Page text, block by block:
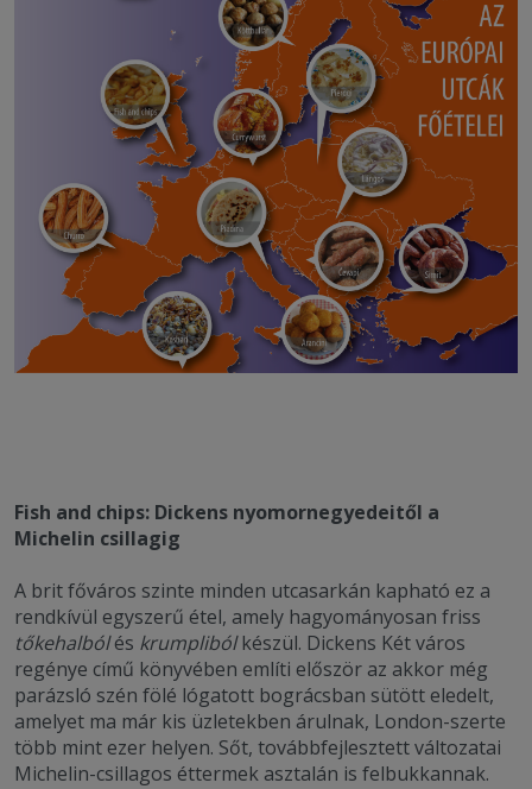
Fish and chips: Dickens nyomornegyedeitől a
Michelin csillagig
A brit főváros szinte minden utcasarkán kapható ez a
rendkívül egyszerű étel, amely hagyományosan friss
tőkehalbólés krumplibólkészül. Dickens Két város
regénye című könyvében említi először az akkor még
parázsló szén fölé lógatott bográcsban sütött eledelt,
amelyet ma már kis üzletekben árulnak, London-szerte
több mint ezer helyen. Sőt, továbbfejlesztett változatai
Michelin-csillagos éttermek asztalán is felbukkannak.